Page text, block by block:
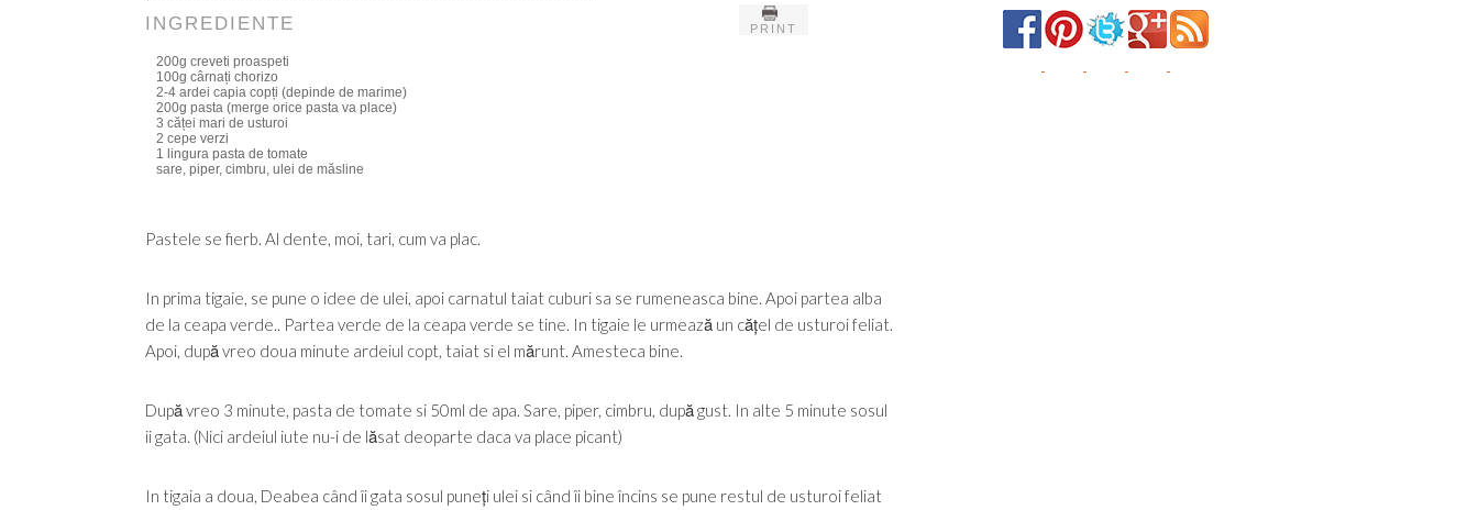
PRINT
INGREDIENTE
200g creveti proaspeti
100g cârnați chorizo
2-4 ardei capia copți (depinde de marime)
200g pasta (merge orice pasta va place)
3 căței mari de usturoi
2 cepe verzi
1 lingura pasta de tomate
sare, piper, cimbru, ulei de măsline
Pastele se fierb. Al dente, moi, tari, cum va plac.
In prima tigaie, se pune o idee de ulei, apoi carnatul taiat cuburi sa se rumeneasca bine. Apoi partea alba
de la ceapa verde.. Partea verde de la ceapa verde se tine. In tigaie le urmează un cățel de usturoi feliat.
Apoi, după vreo doua minute ardeiul copt, taiat si el mărunt. Amesteca bine.
După vreo 3 minute, pasta de tomate si 50ml de apa. Sare, piper, cimbru, după gust. In alte 5 minute sosul
ii gata. (Nici ardeiul iute nu-i de lăsat deoparte daca va place picant)
In tigaia a doua, Deabea când îi gata sosul puneți ulei si când îi bine încins se pune restul de usturoi feliat